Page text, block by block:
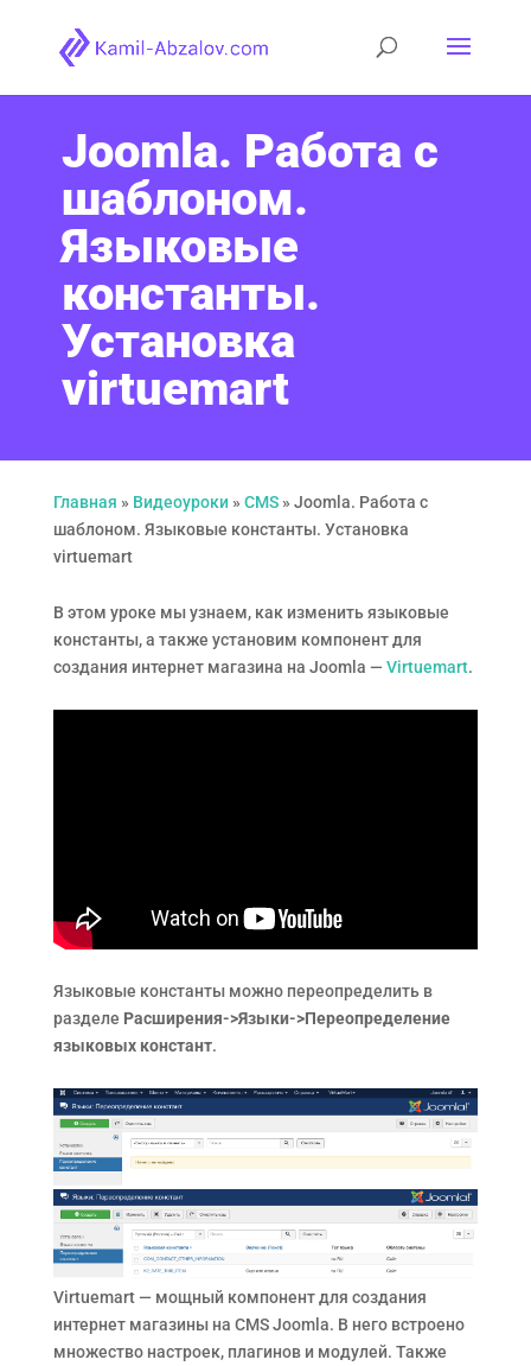
Joomla. Работа с
шаблоном.
Языковые
константы.
Установка
virtuemart
Главная » Видеоуроки » CMS» Joomla. Работа с
шаблоном. Языковые константы. Установка
virtuemart
В этом уроке мы узнаем, как изменить языковые
константы, а также установим компонент для
создания интернет магазина на Joomla — Virtuemart.
Языковые константы можно переопределить в
разделе Расширения->Языки->Переопределение
языковых констант.
Virtuemart — мощный компонент для создания
интернет магазины на CMS Joomla. В него встроено
множество настроек, плагинов и модулей. Также